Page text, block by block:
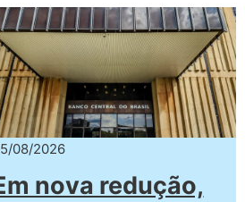
08/2026
nova redução,